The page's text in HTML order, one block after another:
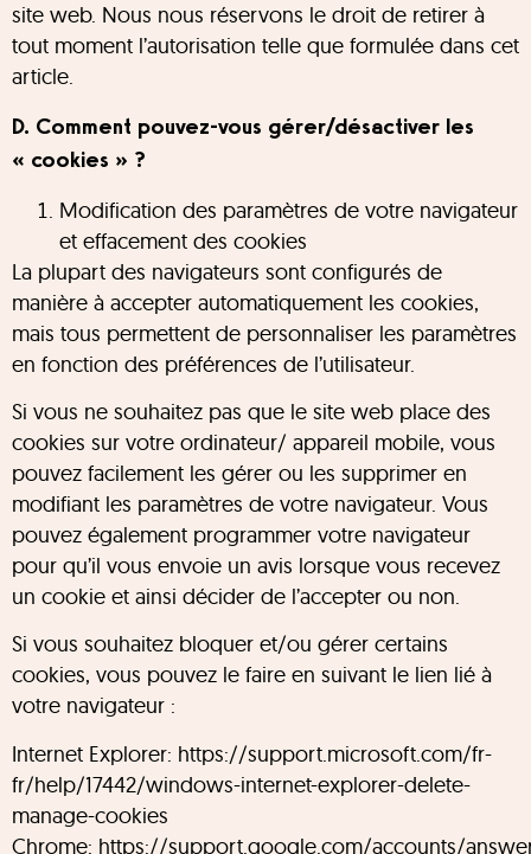
site web. Nous nous réservons le droit de retirer à
tout moment l’autorisation telle que formulée dans cet
article.
D. Comment pouvez-vous gérer/désactiver les
« cookies » ?
Modification des paramètres de votre navigateur
et effacement des cookies
La plupart des navigateurs sont configurés de
manière à accepter automatiquement les cookies,
mais tous permettent de personnaliser les paramètres
en fonction des préférences de l’utilisateur.
Si vous ne souhaitez pas que le site web place des
cookies sur votre ordinateur/ appareil mobile, vous
pouvez facilement les gérer ou les supprimer en
modifiant les paramètres de votre navigateur. Vous
pouvez également programmer votre navigateur
pour qu’il vous envoie un avis lorsque vous recevez
un cookie et ainsi décider de l’accepter ou non.
Si vous souhaitez bloquer et/ou gérer certains
cookies, vous pouvez le faire en suivant le lien lié à
votre navigateur :
Internet Explorer: https://support.microsoft.com/fr-
fr/help/17442/windows-internet-explorer-delete-
manage-cookies
Chrome: https://support.google.com/accounts/